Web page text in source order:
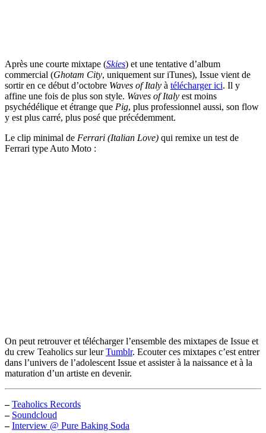
Après une courte mixtape (Skies) et une tentative d’album
commercial (Ghotam City, uniquement sur iTunes), Issue vient de
sortir en ce début d’octobre Waves of Italy à télécharger ici. Il y
affine une fois de plus son style. Waves of Italy est moins
psychédélique et étrange que Pig, plus professionnel aussi, son flow
y est plus carré, plus posé que précédemment.
Le clip minimal de Ferrari (Italian Love) qui remixe un test de
Ferrari type Auto Moto :
On peut retrouver et télécharger l’ensemble des mixtapes de Issue et
du crew Teaholics sur leurTumblr. Ecouter ces mixtapes c’est entrer
dans l’univers de l’adolescent Issue et assister à la naissance et à la
maturation d’un artiste en devenir.
– Teaholics Records
– Soundcloud
– Interview @ Pure Baking Soda